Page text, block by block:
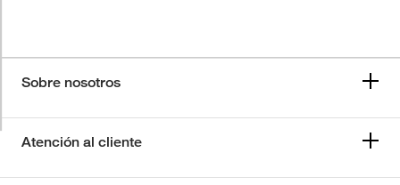
Sobre nosotros
Atención al cliente